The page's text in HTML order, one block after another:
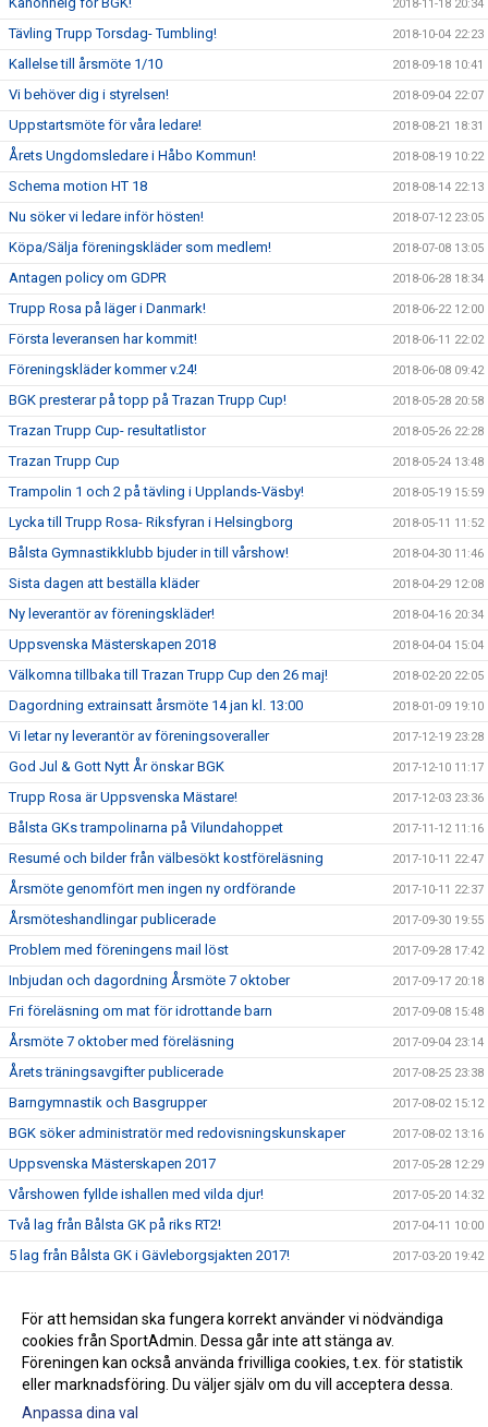
2018-11-18 20:34
Tävling Trupp Torsdag- Tumbling! 2018-10-04 22:23
Kallelse till årsmöte 1/10 2018-09-18 10:41
Vi behöver dig i styrelsen! 2018-09-04 22:07
Uppstartsmöte för våra ledare! 2018-08-21 18:31
Årets Ungdomsledare i Håbo Kommun! 2018-08-19 10:22
Schema motion HT 18 2018-08-14 22:13
Nu söker vi ledare inför hösten! 2018-07-12 23:05
Köpa/Sälja föreningskläder som medlem! 2018-07-08 13:05
Antagen policy om GDPR 2018-06-28 18:34
Trupp Rosa på läger i Danmark! 2018-06-22 12:00
Första leveransen har kommit! 2018-06-11 22:02
Föreningskläder kommer v.24! 2018-06-08 09:42
BGK presterar på topp på Trazan Trupp Cup! 2018-05-28 20:58
Trazan Trupp Cup- resultatlistor 2018-05-26 22:28
Trazan Trupp Cup 2018-05-24 13:48
Trampolin 1 och 2 på tävling i Upplands-Väsby! 2018-05-19 15:59
Lycka till Trupp Rosa- Riksfyran i Helsingborg 2018-05-11 11:52
Bålsta Gymnastikklubb bjuder in till vårshow! 2018-04-30 11:46
Sista dagen att beställa kläder 2018-04-29 12:08
Ny leverantör av föreningskläder! 2018-04-16 20:34
Uppsvenska Mästerskapen 2018 2018-04-04 15:04
Välkomna tillbaka till Trazan Trupp Cup den 26 maj! 2018-02-20 22:05
Dagordning extrainsatt årsmöte 14 jan kl. 13:00 2018-01-09 19:10
Vi letar ny leverantör av föreningsoveraller 2017-12-19 23:28
God Jul & Gott Nytt År önskar BGK 2017-12-10 11:17
Trupp Rosa är Uppsvenska Mästare! 2017-12-03 23:36
Bålsta GKs trampolinarna på Vilundahoppet 2017-11-12 11:16
Resumé och bilder från välbesökt kostföreläsning 2017-10-11 22:47
Årsmöte genomfört men ingen ny ordförande 2017-10-11 22:37
Årsmöteshandlingar publicerade 2017-09-30 19:55
Problem med föreningens mail löst 2017-09-28 17:42
Inbjudan och dagordning Årsmöte 7 oktober 2017-09-17 20:18
Fri föreläsning om mat för idrottande barn 2017-09-08 15:48
Årsmöte 7 oktober med föreläsning 2017-09-04 23:14
Årets träningsavgifter publicerade 2017-08-25 23:38
Barngymnastik och Basgrupper 2017-08-02 15:12
BGK söker administratör med redovisningskunskaper 2017-08-02 13:16
Uppsvenska Mästerskapen 2017 2017-05-28 12:29
Vårshowen fyllde ishallen med vilda djur! 2017-05-20 14:32
Två lag från Bålsta GK på riks RT2! 2017-04-11 10:00
5 lag från Bålsta GK i Gävleborgsjakten 2017! 2017-03-20 19:42
Vi söker fler ledare! 2017-02-13 17:54
Klubbkollektionen är här! 2017-02-13 17:53
För att hemsidan ska fungera korrekt använder vi nödvändiga
cookies från SportAdmin. Dessa går inte att stänga av.
Föreningen kan också använda frivilliga cookies, t.ex. för statistik
eller marknadsföring. Du väljer själv om du vill acceptera dessa.
Anpassa dina val